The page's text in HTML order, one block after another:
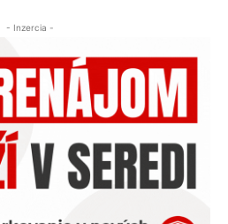
- Inzercia -